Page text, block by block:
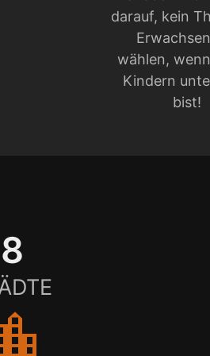
darauf, kein
wählen,
Kindern
bist!
8